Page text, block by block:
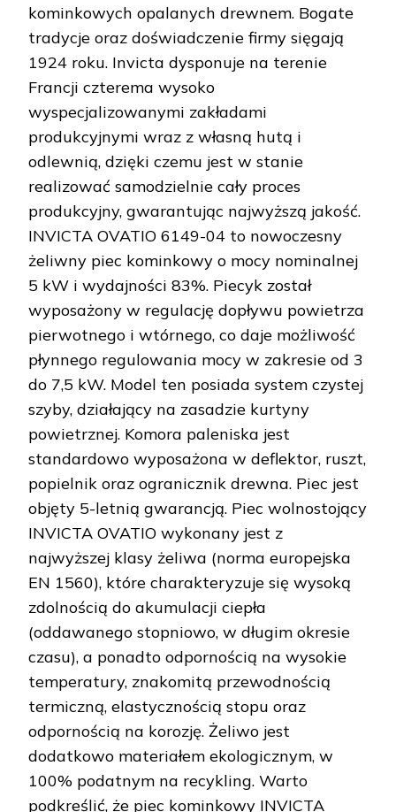
kominkowych opalanych drewnem. Bogate
tradycje oraz doświadczenie firmy sięgają
1924 roku. Invicta dysponuje na terenie
Francji czterema wysoko
wyspecjalizowanymi zakładami
produkcyjnymi wraz z własną hutą i
odlewnią, dzięki czemu jest w stanie
realizować samodzielnie cały proces
produkcyjny, gwarantując najwyższą jakość.
INVICTA OVATIO 6149-04 to nowoczesny
żeliwny piec kominkowy o mocy nominalnej
5 kW i wydajności 83%. Piecyk został
wyposażony w regulację dopływu powietrza
pierwotnego i wtórnego, co daje możliwość
płynnego regulowania mocy w zakresie od 3
do 7,5 kW. Model ten posiada system czystej
szyby, działający na zasadzie kurtyny
powietrznej. Komora paleniska jest
standardowo wyposażona w deflektor, ruszt,
popielnik oraz ogranicznik drewna. Piec jest
objęty 5-letnią gwarancją. Piec wolnostojący
INVICTA OVATIO wykonany jest z
najwyższej klasy żeliwa (norma europejska
EN 1560), które charakteryzuje się wysoką
zdolnością do akumulacji ciepła
(oddawanego stopniowo, w długim okresie
czasu), a ponadto odpornością na wysokie
temperatury, znakomitą przewodnością
termiczną, elastycznością stopu oraz
odpornością na korozję. Żeliwo jest
dodatkowo materiałem ekologicznym, w
100% podatnym na recykling. Warto
podkreślić, że piec kominkowy INVICTA